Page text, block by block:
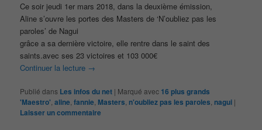
Ce soir jeudi 1er mars 2018, dans la deuxième émission,
Aline s’ouvre les portes des Masters de ‘N’oubliez pas les
paroles’ de Nagui
grâce a sa dernière victoire, elle rentre dans le saint des
saints.avec ses 23 victoires et 103 000€
Continuer la lecture →
Publié dans Les infos du net | Marqué avec 16 plus grands
'Maestro' ,aline ,fannie Masters n'oubliez pas les paroles nagui |
Laisser un commentaire